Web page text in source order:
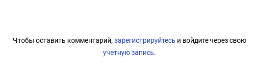
Чтобы оставить комментарий, зарегистрируйтесь и войдите через свою
учетную запись.